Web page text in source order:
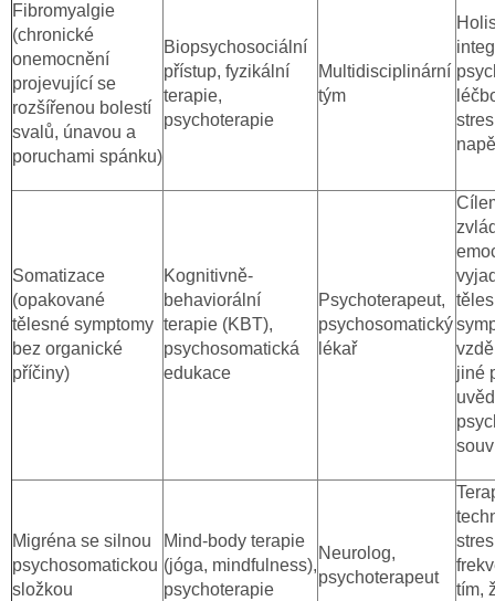
Fibromyalgie
(chronické
onemocnění
projevující se
rozšířenou bolestí
svalů, únavou a
poruchami spánku)
Biopsychosociální
přístup, fyzikální
terapie,
psychoterapie
Multidisciplinární
tým
Somatizace
(opakované
tělesné symptomy
bez organické
příčiny)
Kognitivně-
behaviorální
terapie (KBT),
psychosomatická
edukace
Psychoterapeut,
psychosomatický
lékař
jiné
Migréna se silnou
psychosomatickou
složkou
Mind-body terapie
(jóga, mindfulness),
psychoterapie
Neurolog,
psychoterapeut
tím,